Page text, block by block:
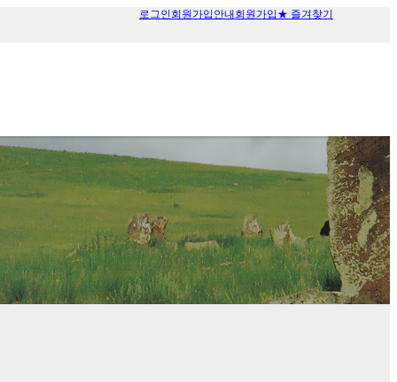
로그인회원가입안내 회원가입 ★ 즐겨찾기